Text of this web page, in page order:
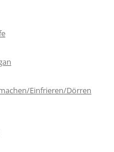
Einfrieren/Dörren